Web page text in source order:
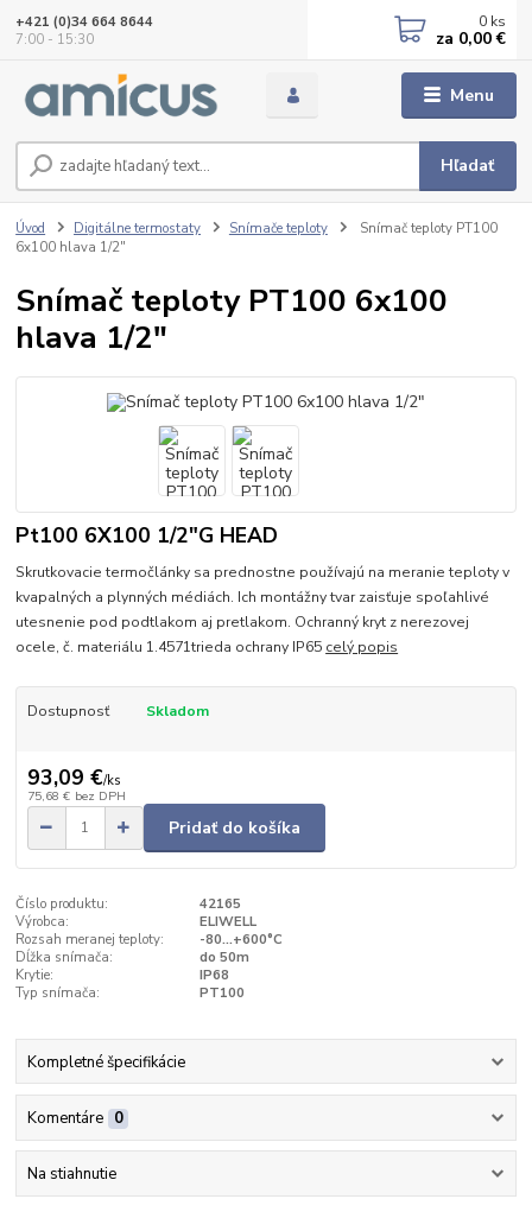
Menu
Hľadať
+421 (0)34 664 8644
7:00 - 15:30
0 ks
za 0,00 €
Úvod Digitálne termostaty Snímače teploty
Snímač teploty PT100
6x100 hlava 1/2"
Snímač teploty PT100 6x100
hlava 1/2"
Pt100 6X100 1/2"G HEAD
Skrutkovacie termočlánky sa prednostne používajú na meranie teploty v
kvapalných a plynných médiách. Ich montážny tvar zaisťuje spoľahlivé
utesnenie pod podtlakom aj pretlakom. Ochranný kryt z nerezovej
ocele, č. materiálu 1.4571trieda ochrany IP65 celý popis
Dostupnosť Skladom
93,09 €/ks
75,68 € bez DPH
Pridať do košíka
Číslo produktu:
42165
Výrobca:
ELIWELL
Rozsah meranej teploty:
-80...+600°C
Dĺžka snímača:
do 50m
Krytie:
IP68
Typ snímača:
PT100
Kompletné špecifikácie
Komentáre 0
Na stiahnutie